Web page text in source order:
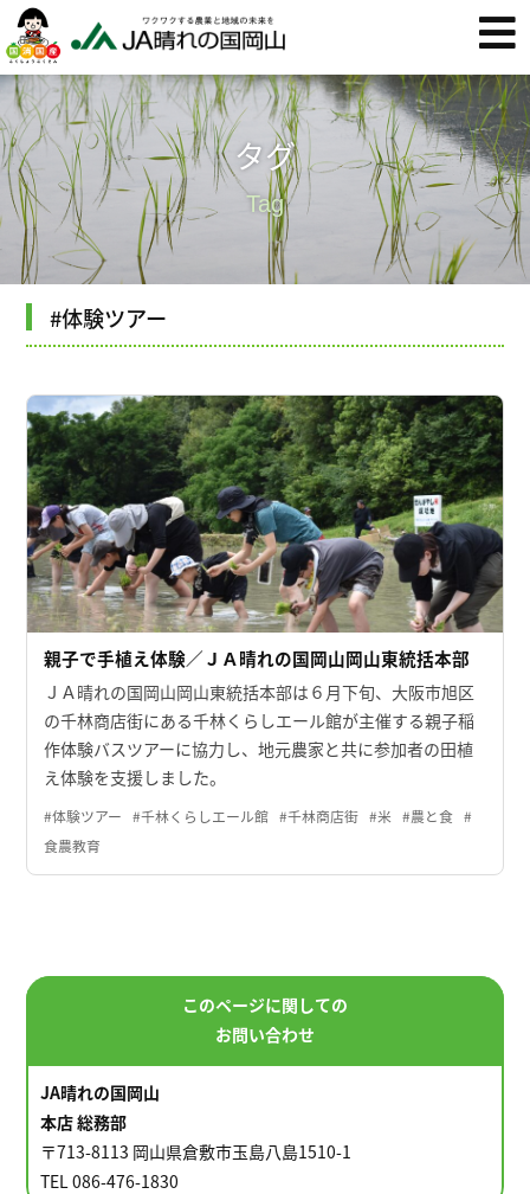
タグ
Tag
#体験ツアー
親子で手植え体験／ＪＡ晴れの国岡山岡山東統括本部
ＪＡ晴れの国岡山岡山東統括本部は６月下旬、大阪市旭区
の千林商店街にある千林くらしエール館が主催する親子稲
作体験バスツアーに協力し、地元農家と共に参加者の田植
え体験を支援しました。
#体験ツアー #千林くらしエール館 #千林商店街 #米 #農と食 #
食農教育
このページに関しての
お問い合わせ
JA晴れの国岡山
本店 総務部
〒713-8113 岡山県倉敷市玉島八島1510-1
TEL 086-476-1830